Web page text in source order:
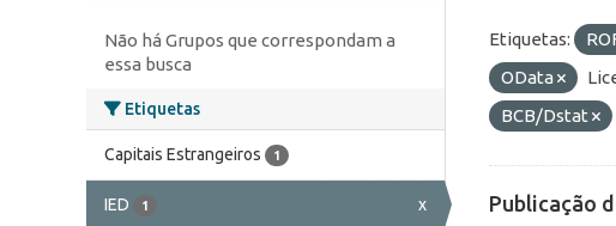
Não há Grupos que correspondam a
essa busca
Etiquetas
Capitais Estrangeiros 1
IED 1 x
Etiquetas:
OData
BCB/Dstat
Publicação